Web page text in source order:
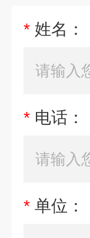
* 姓名：
* 电话：
* 单位：